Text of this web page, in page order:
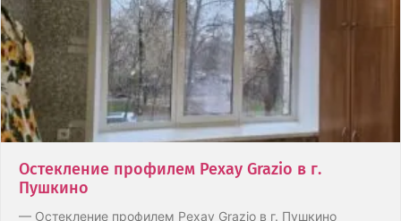
Остекление профилем Рехау Grazio в г.
Пушкино
— Остекление профилем Рехау Grazio в г. Пушкино